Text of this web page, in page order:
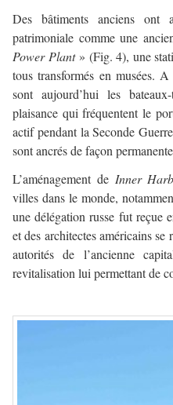
Des bâtiments anciens ont
patrimoniale comme une
Power Plant» (Fig. 4), une
tous transformés en musées.
sont aujourd’hui les
plaisance qui fréquentent le
actif pendant la Seconde
sont ancrés de façon
L’aménagement de Inner
villes dans le monde,
une délégation russe fut reçue
et des architectes américains
autorités de l’ancienne
revitalisation lui permettant de